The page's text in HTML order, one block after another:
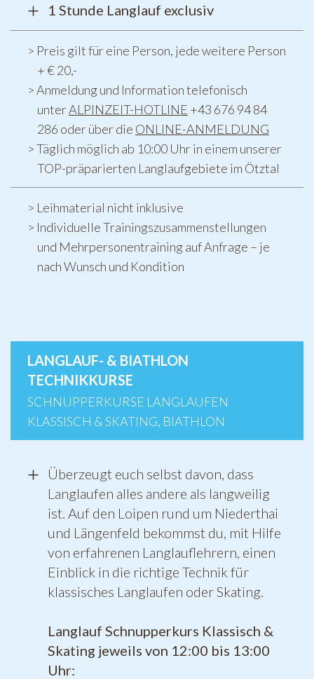
1 Stunde Langlauf exclusiv
Preis gilt für eine Person, jede weitere Person
+ € 20,-
Anmeldung und Information telefonisch
unterALPINZEIT-HOTLINE +43 676 94 84
286 oder über die ONLINE-ANMELDUNG
Täglich möglich ab 10:00 Uhr in einem unserer
TOP-präparierten Langlaufgebiete im Ötztal
Leihmaterial nicht inklusive
Individuelle Trainingszusammenstellungen
und Mehrpersonentraining auf Anfrage – je
nach Wunsch und Kondition
LANGLAUF- & BIATHLON
TECHNIKKURSE
SCHNUPPERKURSE LANGLAUFEN
KLASSISCH & SKATING, BIATHLON
Überzeugt euch selbst davon, dass
Langlaufen alles andere als langweilig
ist. Auf den Loipen rund um Niederthai
und Längenfeld bekommst du, mit Hilfe
von erfahrenen Langlauflehrern, einen
Einblick in die richtige Technik für
klassisches Langlaufen oder Skating.
Langlauf Schnupperkurs Klassisch &
Skating jeweils von 12:00 bis 13:00
Uhr: